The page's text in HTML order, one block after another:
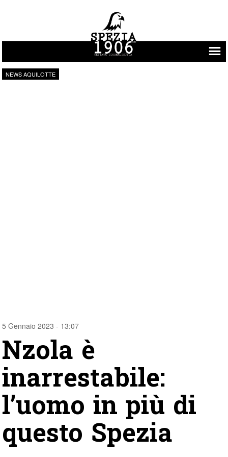
Vai al contenuto
NEWS AQUILOTTE
5 Gennaio 2023 - 13:07
Nzola è
inarrestabile:
l’uomo in più di
questo Spezia